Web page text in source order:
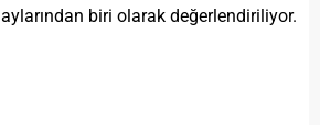
biri olarak değerlendiriliyor.